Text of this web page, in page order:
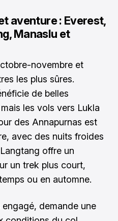
aventure : Everest,
Manaslu et
novembre et
les plus sûres.
de belles
les vols vers Lukla
des Annapurnas est
avec des nuits froides
offre un
un trek plus court,
ou en automne.
demande une